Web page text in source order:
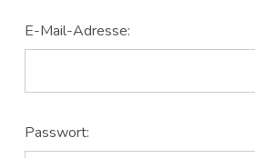
E-Mail-Adresse:
Passwort: